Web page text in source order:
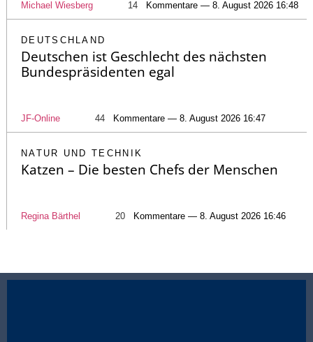
Michael Wiesberg 14 Kommentare — 8. August 2026 16:48
DEUTSCHLAND
Deutschen ist Geschlecht des nächsten
Bundespräsidenten egal
JF-Online 44 Kommentare — 8. August 2026 16:47
NATUR UND TECHNIK
Katzen – Die besten Chefs der Menschen
Regina Bärthel 20 Kommentare — 8. August 2026 16:46